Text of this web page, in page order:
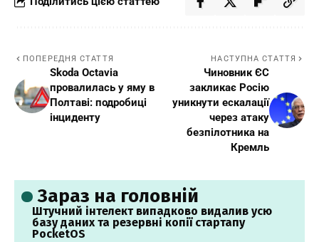
ПОПЕРЕДНЯ СТАТТЯ
Skoda Octavia
провалилась у яму в
Полтаві: подробиці
інциденту
НАСТУПНА СТАТТЯ
Чиновник ЄС
закликає Росію
уникнути ескалації
через атаку
безпілотника на
Кремль
Зараз на головній
Штучний інтелект випадково видалив усю
базу даних та резервні копії стартапу
PocketOS